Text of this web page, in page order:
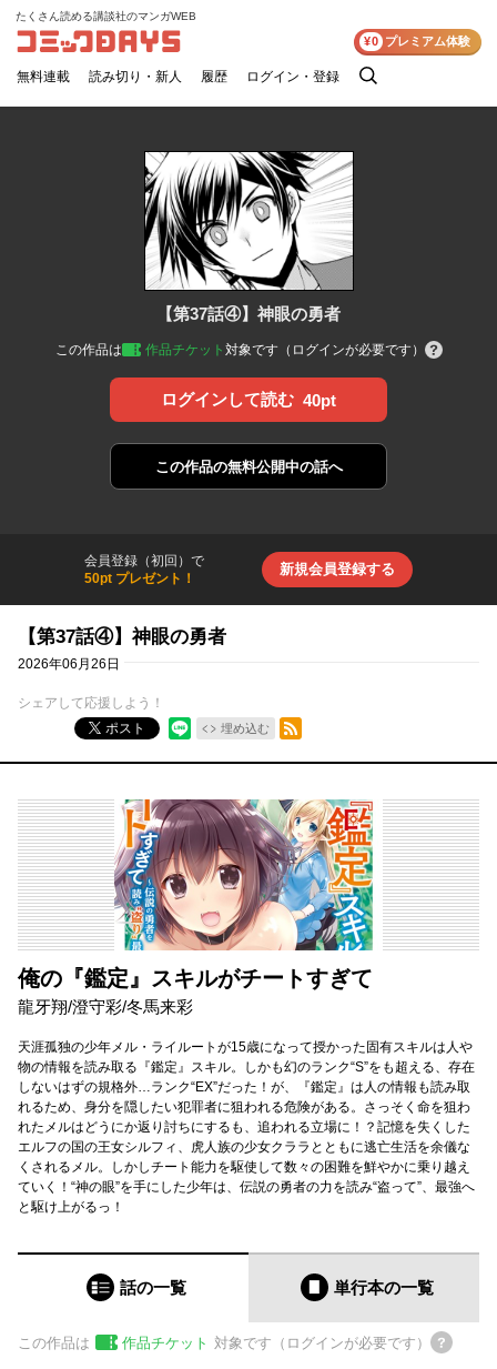
コミックDAYS
たくさん読める講談社のマンガWEB
無料連載 読み切り・新人 履歴 ログイン・登録
検
¥0 プレミアム体験
【第37話④】神眼の勇者
この作品は 作品チケット 対象です（ログインが必要です）
ログインして読む 40pt
この作品の無料公開中の話へ
会員登録（初回）で
50pt プレゼント！
新規会員登録する
【第37話④】神眼の勇者
2026年06月26日
シェアして応援しよう！
ポスト
埋め込む
RSSフィード
俺の『鑑定』スキルがチートすぎて
龍牙翔/澄守彩/冬馬来彩
天涯孤独の少年メル・ライルートが15歳になって授かった固有スキルは人や
物の情報を読み取る『鑑定』スキル。しかも幻のランク“S”をも超える、存在
しないはずの規格外…ランク“EX”だった！が、『鑑定』は人の情報も読み取
れるため、身分を隠したい犯罪者に狙われる危険がある。さっそく命を狙わ
れたメルはどうにか返り討ちにするも、追われる立場に！？記憶を失くした
エルフの国の王女シルフィ、虎人族の少女クララとともに逃亡生活を余儀な
くされるメル。しかしチート能力を駆使して数々の困難を鮮やかに乗り越え
ていく！“神の眼”を手にした少年は、伝説の勇者の力を読み“盗って”、最強へ
と駆け上がるっ！
話の一覧 単行本の一覧
この作品は 作品チケット 対象です（ログインが必要です）